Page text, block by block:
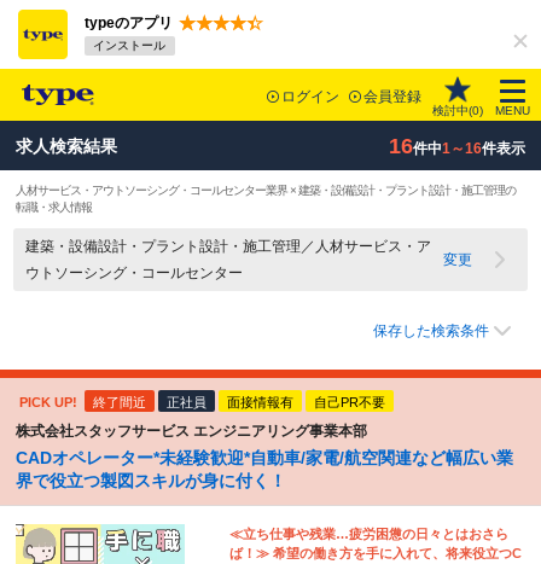
typeのアプリ
インストール
ログイン 会員登録
検討中(0) MENU
求人検索結果 16件中1～16件表示
人材サービス・アウトソーシング・コールセンター業界 × 建築・設備設計・プラント設計・施工管理の
転職・求人情報
建築・設備設計・プラント設計・施工管理／人材サービス・ア
ウトソーシング・コールセンター
変更
保存した検索条件
PICK UP! 終了間近 正社員 面接情報有 自己PR不要
株式会社スタッフサービス エンジニアリング事業本部
CADオペレーター*未経験歓迎*自動車/家電/航空関連など幅広い業
界で役立つ製図スキルが身に付く！
≪立ち仕事や残業…疲労困憊の日々とはおさら
ば！≫ 希望の働き方を手に入れて、将来役立つC